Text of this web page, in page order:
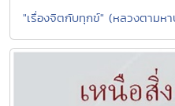
"เรื่องจิตกับทุกข์" (หลวงตาม